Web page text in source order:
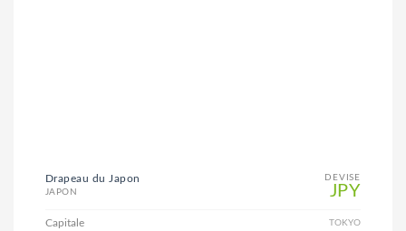
DEVISE
JPY
Drapeau du Japon
JAPON
Capitale TOKYO